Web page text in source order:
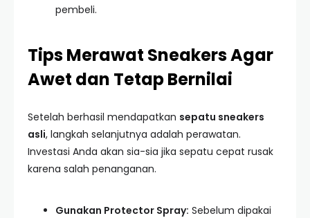
pembeli.
Tips Merawat Sneakers Agar
Awet dan Tetap Bernilai
Setelah berhasil mendapatkan sepatu sneakers
asli, langkah selanjutnya adalah perawatan.
Investasi Anda akan sia-sia jika sepatu cepat rusak
karena salah penanganan.
Gunakan Protector Spray: Sebelum dipakai